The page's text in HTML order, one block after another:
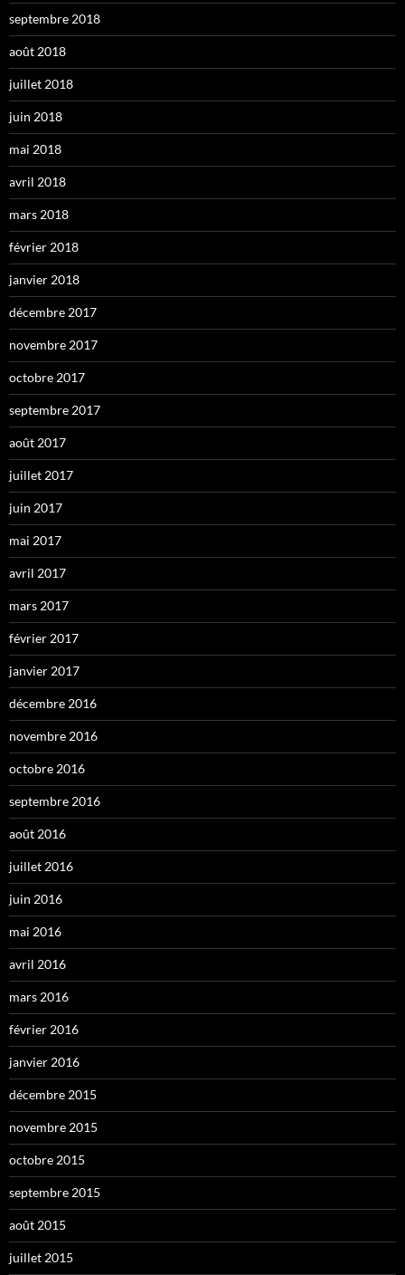
septembre 2018
août 2018
juillet 2018
juin 2018
mai 2018
avril 2018
mars 2018
février 2018
janvier 2018
décembre 2017
novembre 2017
octobre 2017
septembre 2017
août 2017
juillet 2017
juin 2017
mai 2017
avril 2017
mars 2017
février 2017
janvier 2017
décembre 2016
novembre 2016
octobre 2016
septembre 2016
août 2016
juillet 2016
juin 2016
mai 2016
avril 2016
mars 2016
février 2016
janvier 2016
décembre 2015
novembre 2015
octobre 2015
septembre 2015
août 2015
juillet 2015